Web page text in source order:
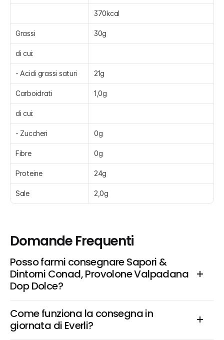
370kcal
Grassi 30g
di cui:
- Acidi grassi saturi 21g
Carboidrati 1,0g
di cui:
- Zuccheri 0g
Fibre 0g
Proteine 24g
Sale 2,0g
Domande Frequenti
Posso farmi consegnare Sapori &
Dintorni Conad, Provolone Valpadana
Dop Dolce?
Come funziona la consegna in
giornata di Everli?